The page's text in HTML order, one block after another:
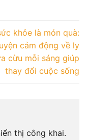
khỏe là món quà:
cảm động về ly
cừu mỗi sáng giúp
thay đổi cuộc sống
thị công khai.